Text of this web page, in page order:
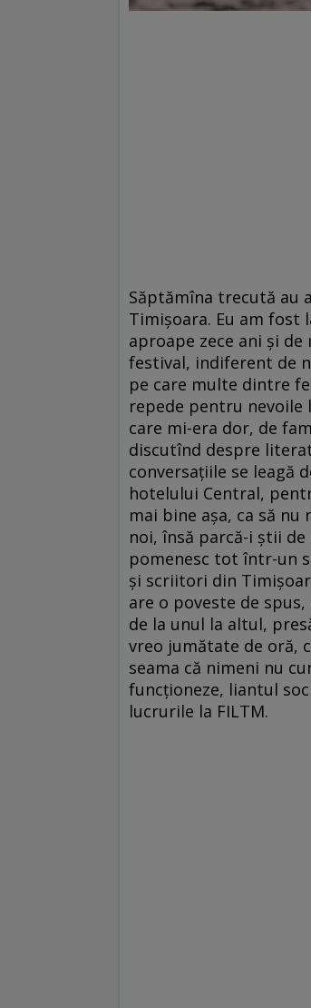
Săptămîna trecută au
Timișoara. Eu am fost
aproape zece ani și
festival, indiferent de
pe care multe dintre
repede pentru nevoile
care mi-era dor, de
discutînd despre
conversațiile se leagă
hotelului Central,
mai bine așa, ca să
noi, însă parcă-i știi
pomenesc tot într-un
și scriitori din
are o poveste de
de la unul la altul,
vreo jumătate de oră,
seama că nimeni nu
funcționeze, liantul
lucrurile la FILTM.